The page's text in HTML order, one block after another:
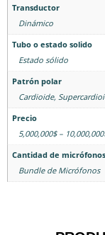
Transductor
Dinámico
Tubo o estado solido
Estado sólido
Patrón polar
Cardioide,
Precio
5,000,000$ –
Cantidad de micrófonos
Bundle de Micrófonos